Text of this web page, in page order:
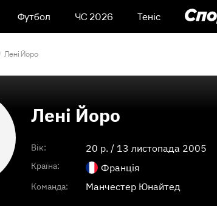
Футбол ЧС 2026 Теніс
Лені Йоро
Лені Йоро
Вік: 20 p. / 13 листопада 2005
Країна: Франція
Команда: Манчестер Юнайтед